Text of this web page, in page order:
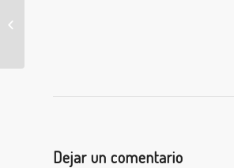
Dejar un comentario